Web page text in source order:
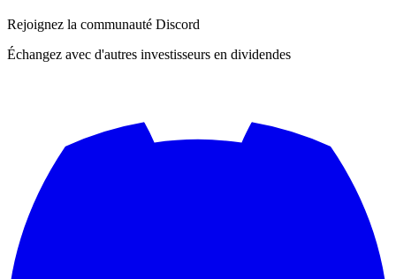
Rejoignez la communauté Discord
Échangez avec d'autres investisseurs en dividendes